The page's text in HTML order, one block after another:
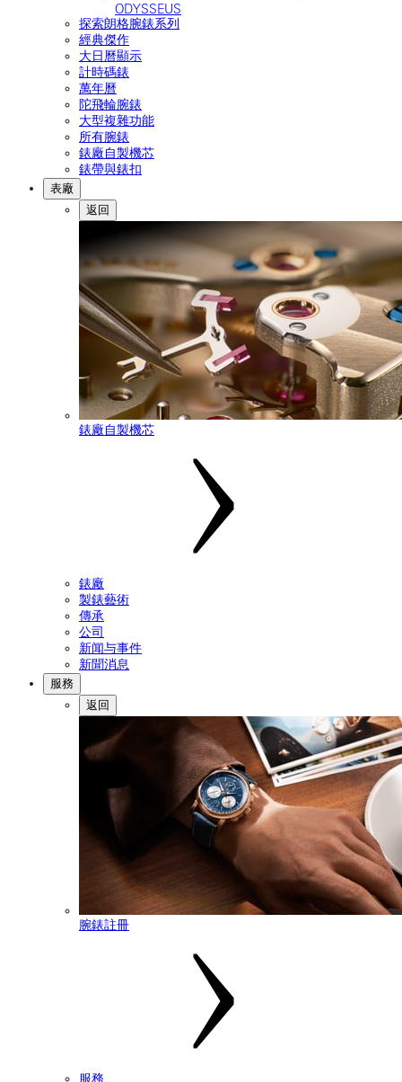
ODYSSEUS
探索朗格腕錶系列
經典傑作
大日曆顯示
計時碼錶
萬年曆
陀飛輪腕錶
大型複雜功能
所有腕錶
錶廠自製機芯
錶帶與錶扣
表廠
返回
錶廠自製機芯
錶廠
製錶藝術
傳承
公司
新闻与事件
新聞消息
服務
返回
腕錶註冊
服務